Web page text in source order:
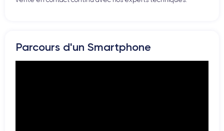
Débloqué
Parcours d'un Smartphone